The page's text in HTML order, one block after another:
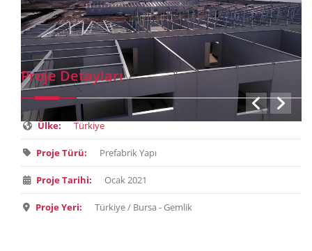
Proje Detayları
Ülke: Türkiye
Proje Türü: Prefabrik Yapı
Proje Tarihi: Ocak 2021
Proje Yeri: Türkiye / Bursa - Gemlik